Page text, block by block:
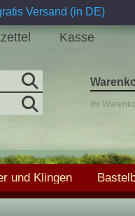
Versand (in DE)
Kasse
und Klingen
Ihr